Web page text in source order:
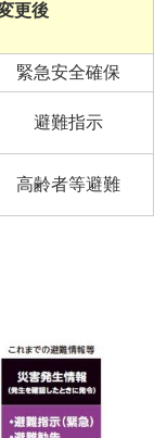
更後
緊急安全確保
避難指示
高齢者等避難